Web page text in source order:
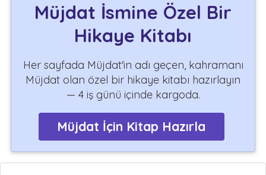
Müjdat İsmine Özel Bir
Hikaye Kitabı
Her sayfada Müjdat'in adı geçen, kahramanı
Müjdat olan özel bir hikaye kitabı hazırlayın
— 4 iş günü içinde kargoda.
Müjdat İçin Kitap Hazırla